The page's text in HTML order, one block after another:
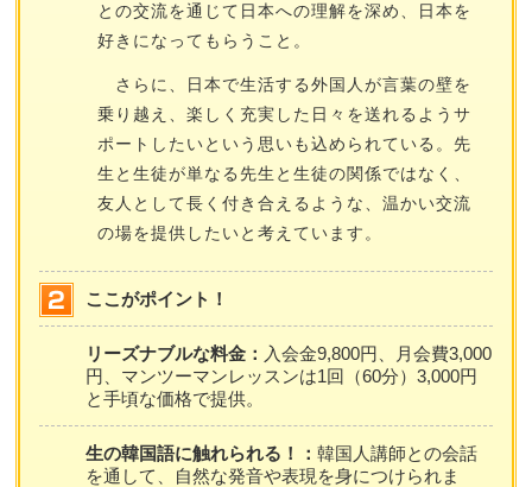
との交流を通じて日本への理解を深め、日本を
好きになってもらうこと。
さらに、日本で生活する外国人が言葉の壁を
乗り越え、楽しく充実した日々を送れるようサ
ポートしたいという思いも込められている。先
生と生徒が単なる先生と生徒の関係ではなく、
友人として長く付き合えるような、温かい交流
の場を提供したいと考えています。
ここがポイント！
リーズナブルな料金： 入会金9,800円、月会費3,000
円、マンツーマンレッスンは1回（60分）3,000円
と手頃な価格で提供。
生の韓国語に触れられる！：韓国人講師との会話
を通して、自然な発音や表現を身につけられま